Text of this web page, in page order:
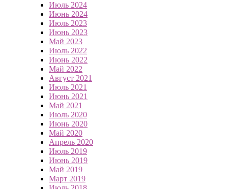
Июль 2024
Июнь 2024
Июль 2023
Июнь 2023
Май 2023
Июль 2022
Июнь 2022
Май 2022
Август 2021
Июль 2021
Июнь 2021
Май 2021
Июль 2020
Июнь 2020
Май 2020
Апрель 2020
Июль 2019
Июнь 2019
Май 2019
Март 2019